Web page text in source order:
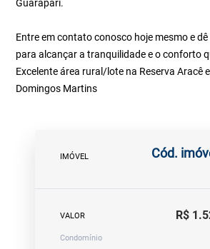
Guarapari.
Entre em contato conosco hoje mesmo e
para alcançar a tranquilidade e o conforto
Excelente área rural/lote na Reserva Aracê
Domingos Martins
IMÓVEL Cód.
VALOR R$
Condomínio